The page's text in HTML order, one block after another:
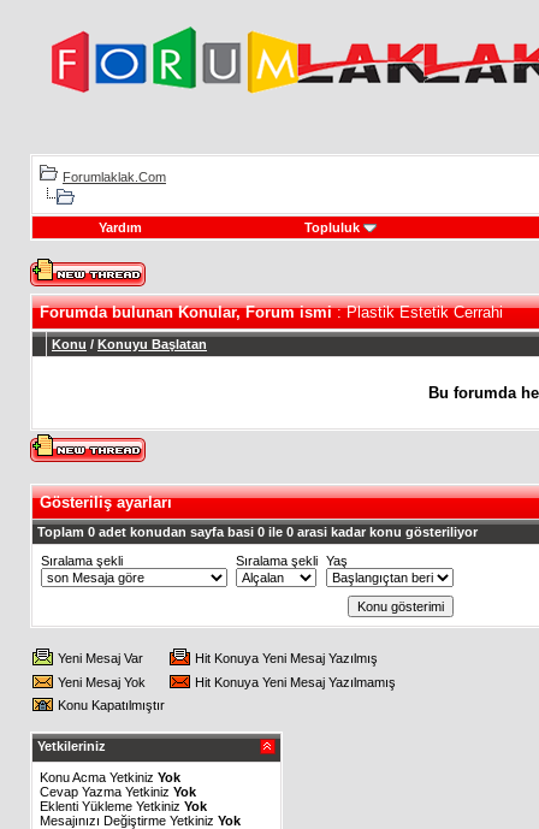
Forumlaklak.Com
Yardım Topluluk
Forumda bulunan Konular, Forum ismi: Plastik Estetik Cerrahi
Konu / Konuyu Başlatan
Bu forumda
Gösteriliş ayarları
Toplam 0 adet konudan sayfa basi 0 ile 0 arasi kadar konu gösteriliyor
Sıralama şekli
Sıralama şekli Yaş
Yeni Mesaj Var
Hit Konuya Yeni Mesaj Yazılmış
Yeni Mesaj Yok
Hit Konuya Yeni Mesaj Yazılmamış
Konu Kapatılmıştır
Yetkileriniz
Konu Acma Yetkiniz Yok
Cevap Yazma Yetkiniz Yok
Eklenti Yükleme Yetkiniz Yok
Mesajınızı Değiştirme Yetkiniz Yok